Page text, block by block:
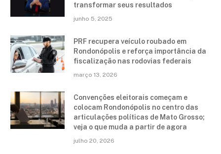
transformar seus resultados
junho 5, 2025
PRF recupera veículo roubado em
Rondonópolis e reforça importância da
fiscalização nas rodovias federais
março 13, 2026
Convenções eleitorais começam e
colocam Rondonópolis no centro das
articulações políticas de Mato Grosso;
veja o que muda a partir de agora
julho 20, 2026